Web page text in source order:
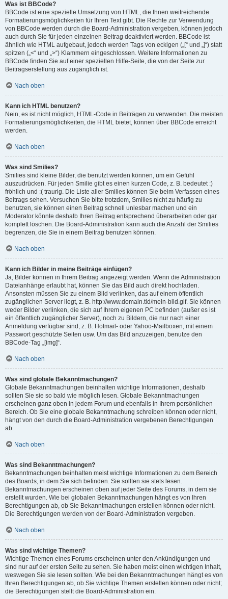
Was ist BBCode?
BBCode ist eine spezielle Umsetzung von HTML, die Ihnen weitreichende
Formatierungsmöglichkeiten für Ihren Text gibt. Die Rechte zur Verwendung
von BBCode werden durch die Board-Administration vergeben, können jedoch
auch durch Sie für jeden einzelnen Beitrag deaktiviert werden. BBCode ist
ähnlich wie HTML aufgebaut, jedoch werden Tags von eckigen („[“ und „]“) statt
spitzen („<“ und „>“) Klammern eingeschlossen. Weitere Informationen zu
BBCode finden Sie auf einer speziellen Hilfe-Seite, die von der Seite zur
Beitragserstellung aus zugänglich ist.
Nach oben
Kann ich HTML benutzen?
Nein, es ist nicht möglich, HTML-Code in Beiträgen zu verwenden. Die meisten
Formatierungsmöglichkeiten, die HTML bietet, können über BBCode erreicht
werden.
Nach oben
Was sind Smilies?
Smilies sind kleine Bilder, die benutzt werden können, um ein Gefühl
auszudrücken. Für jeden Smilie gibt es einen kurzen Code, z. B. bedeutet :)
fröhlich und :( traurig. Die Liste aller Smilies können Sie beim Verfassen eines
Beitrags sehen. Versuchen Sie bitte trotzdem, Smilies nicht zu häufig zu
benutzen, sie können einen Beitrag schnell unlesbar machen und ein
Moderator könnte deshalb Ihren Beitrag entsprechend überarbeiten oder gar
komplett löschen. Die Board-Administration kann auch die Anzahl der Smilies
begrenzen, die Sie in einem Beitrag benutzen können.
Nach oben
Kann ich Bilder in meine Beiträge einfügen?
Ja, Bilder können in Ihrem Beitrag angezeigt werden. Wenn die Administration
Dateianhänge erlaubt hat, können Sie das Bild auch direkt hochladen.
Ansonsten müssen Sie zu einem Bild verlinken, das auf einem öffentlich
zugänglichen Server liegt, z. B. http://www.domain.tld/mein-bild.gif. Sie können
weder Bilder verlinken, die sich auf Ihrem eigenen PC befinden (außer es ist
ein öffentlich zugänglicher Server), noch zu Bildern, die nur nach einer
Anmeldung verfügbar sind, z. B. Hotmail- oder Yahoo-Mailboxen, mit einem
Passwort geschützte Seiten usw. Um das Bild anzuzeigen, benutze den
BBCode-Tag „[img]“.
Nach oben
Was sind globale Bekanntmachungen?
Globale Bekanntmachungen beinhalten wichtige Informationen, deshalb
sollten Sie sie so bald wie möglich lesen. Globale Bekanntmachungen
erscheinen ganz oben in jedem Forum und ebenfalls in Ihrem persönlichen
Bereich. Ob Sie eine globale Bekanntmachung schreiben können oder nicht,
hängt von den durch die Board-Administration vergebenen Berechtigungen
ab.
Nach oben
Was sind Bekanntmachungen?
Bekanntmachungen beinhalten meist wichtige Informationen zu dem Bereich
des Boards, in dem Sie sich befinden. Sie sollten sie stets lesen.
Bekanntmachungen erscheinen oben auf jeder Seite des Forums, in dem sie
erstellt wurden. Wie bei globalen Bekanntmachungen hängt es von Ihren
Berechtigungen ab, ob Sie Bekanntmachungen erstellen können oder nicht.
Die Berechtigungen werden von der Board-Administration vergeben.
Nach oben
Was sind wichtige Themen?
Wichtige Themen eines Forums erscheinen unter den Ankündigungen und
sind nur auf der ersten Seite zu sehen. Sie haben meist einen wichtigen Inhalt,
weswegen Sie sie lesen sollten. Wie bei den Bekanntmachungen hängt es von
Ihren Berechtigungen ab, ob Sie wichtige Themen erstellen können oder nicht;
die Berechtigungen stellt die Board-Administration ein.